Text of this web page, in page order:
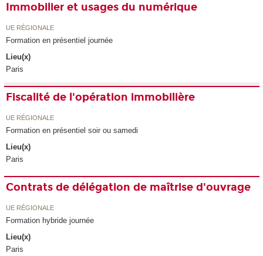
Immobilier et usages du numérique
UE RÉGIONALE
Formation en présentiel journée
Lieu(x)
Paris
Fiscalité de l'opération immobilière
UE RÉGIONALE
Formation en présentiel soir ou samedi
Lieu(x)
Paris
Contrats de délégation de maîtrise d'ouvrage
UE RÉGIONALE
Formation hybride journée
Lieu(x)
Paris